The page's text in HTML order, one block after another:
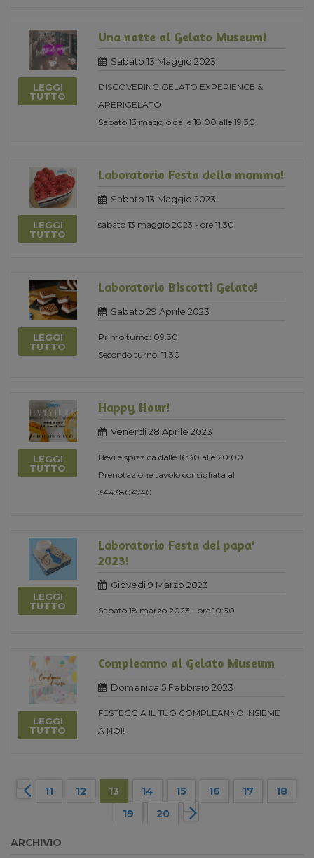
LEGGI
TUTTO
Una notte al Gelato Museum!
Sabato 13 Maggio 2023
DISCOVERING GELATO EXPERIENCE &
APERIGELATO
Sabato 13 maggio dalle 18:00 alle 19:30
LEGGI
TUTTO
Laboratorio Festa della mamma!
Sabato 13 Maggio 2023
sabato 13 maggio 2023 - ore 11.30
LEGGI
TUTTO
Laboratorio Biscotti Gelato!
Sabato 29 Aprile 2023
Primo turno: 09.30
Secondo turno: 11.30
LEGGI
TUTTO
Happy Hour!
Venerdi 28 Aprile 2023
Bevi e spizzica dalle 16:30 alle 20:00
Prenotazione tavolo consigliata al
3443804740
LEGGI
TUTTO
Laboratorio Festa del papa'
2023!
Giovedi 9 Marzo 2023
Sabato 18 marzo 2023 - ore 10:30
LEGGI
TUTTO
Compleanno al Gelato Museum
Domenica 5 Febbraio 2023
FESTEGGIA IL TUO COMPLEANNO INSIEME
A NOI!
11 12 13 14 15 16 17
18
19
20
ARCHIVIO